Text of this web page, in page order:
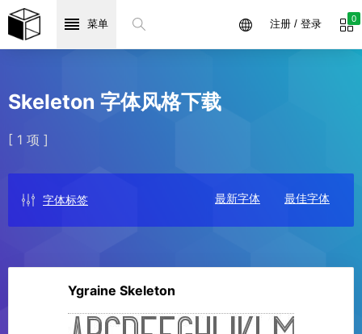
菜单 0
注册 / 登录
Skeleton 字体风格下载
[ 1 项 ]
字体标签 最新字体 最佳字体
Ygraine Skeleton